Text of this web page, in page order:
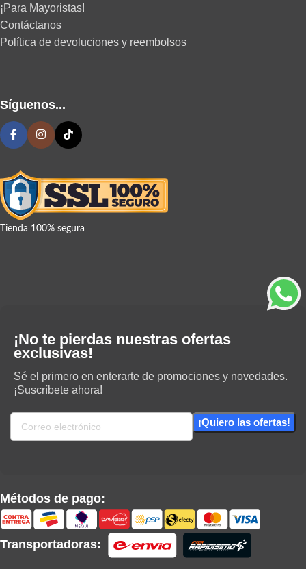
¡Para Mayoristas!
Contáctanos
Política de devoluciones y reembolsos
Síguenos...
Tienda 100% segura
¡No te pierdas nuestras ofertas
exclusivas!
Sé el primero en enterarte de promociones y novedades.
¡Suscríbete ahora!
Métodos de pago:
Transportadoras: